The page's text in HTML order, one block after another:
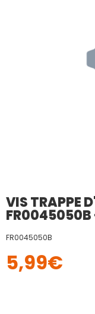
VIS TRAPPE
FR0045050B
5,99€